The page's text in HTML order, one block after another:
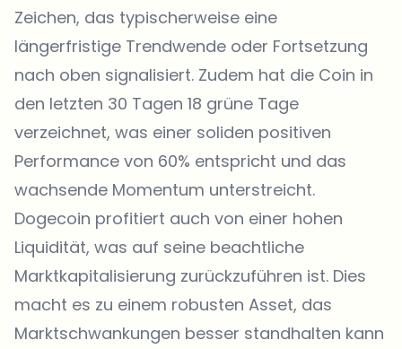
Zeichen, das typischerweise eine
längerfristige Trendwende oder Fortsetzung
nach oben signalisiert. Zudem hat die Coin in
den letzten 30 Tagen 18 grüne Tage
verzeichnet, was einer soliden positiven
Performance von 60% entspricht und das
wachsende Momentum unterstreicht.
Dogecoin profitiert auch von einer hohen
Liquidität, was auf seine beachtliche
Marktkapitalisierung zurückzuführen ist. Dies
macht es zu einem robusten Asset, das
Marktschwankungen besser standhalten kann